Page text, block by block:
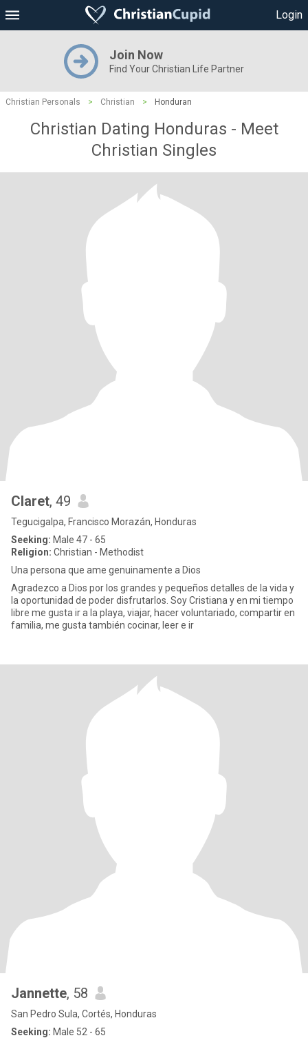
Login
Join Now
Find Your Christian Life Partner
Christian Personals > Christian > Honduran
Christian Dating Honduras - Meet
Christian Singles
Claret, 49
Tegucigalpa, Francisco Morazán, Honduras
Seeking: Male 47 - 65
Religion: Christian - Methodist
Una persona que ame genuinamente a Dios
Agradezco a Dios por los grandes y pequeños detalles de la vida y
la oportunidad de poder disfrutarlos. Soy Cristiana y en mi tiempo
libre me gusta ir a la playa, viajar, hacer voluntariado, compartir en
familia, me gusta también cocinar, leer e ir
Jannette, 58
San Pedro Sula, Cortés, Honduras
Seeking: Male 52 - 65